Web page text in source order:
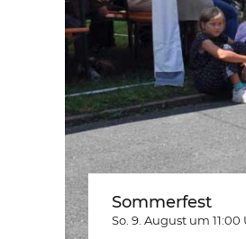
Sommerfest
So. 9. August um 11:00